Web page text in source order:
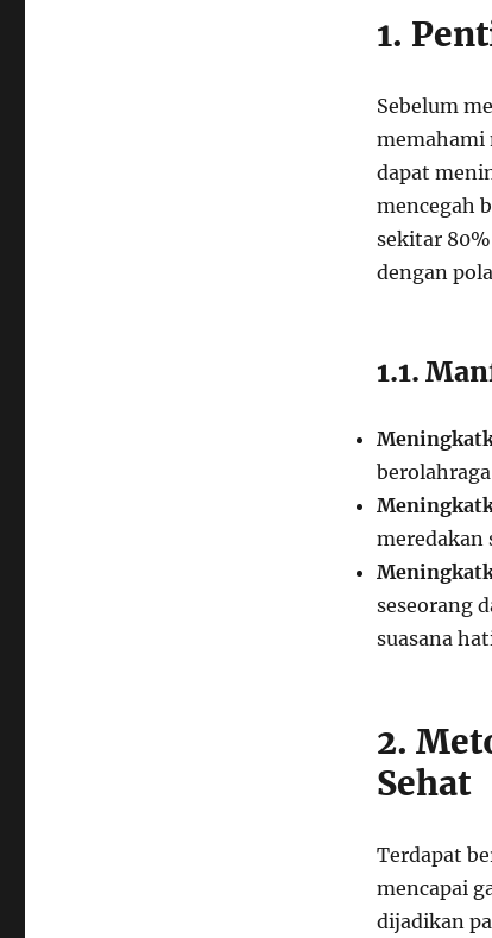
1.
Sebelum
memahami
dapat
mencegah
sekitar
dengan
1.1.
meredakan
seseorang
suasana
2.
Sehat
Terdapat
mencapai
dijadikan